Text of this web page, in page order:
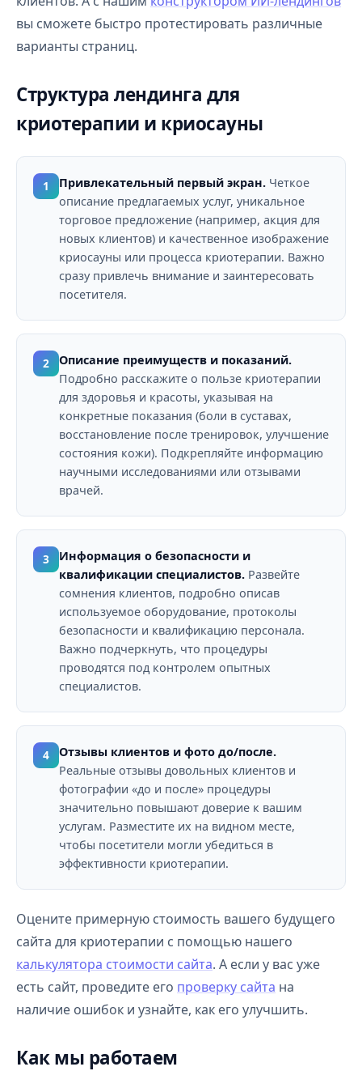
вы сможете быстро протестировать различные
варианты страниц.
Структура лендинга для
криотерапии и криосауны
1 Привлекательный первый экран. Четкое
описание предлагаемых услуг, уникальное
торговое предложение (например, акция для
новых клиентов) и качественное изображение
криосауны или процесса криотерапии. Важно
сразу привлечь внимание и заинтересовать
посетителя.
2
Описание преимуществ и показаний.
Подробно расскажите о пользе криотерапии
для здоровья и красоты, указывая на
конкретные показания (боли в суставах,
восстановление после тренировок, улучшение
состояния кожи). Подкрепляйте информацию
научными исследованиями или отзывами
врачей.
3
Информация о безопасности и
квалификации специалистов. Развейте
сомнения клиентов, подробно описав
используемое оборудование, протоколы
безопасности и квалификацию персонала.
Важно подчеркнуть, что процедуры
проводятся под контролем опытных
специалистов.
4
Отзывы клиентов и фото до/после.
Реальные отзывы довольных клиентов и
фотографии «до и после» процедуры
значительно повышают доверие к вашим
услугам. Разместите их на видном месте,
чтобы посетители могли убедиться в
эффективности криотерапии.
Оцените примерную стоимость вашего будущего
сайта для криотерапии с помощью нашего
калькулятора стоимости сайта. А если у вас уже
есть сайт, проведите его проверку сайта на
наличие ошибок и узнайте, как его улучшить.
Как мы работаем